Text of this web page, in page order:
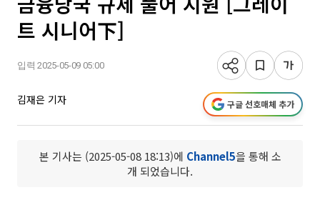
트 시니어下]
입력 2025-05-09 05:00
김재은 기자 구글 선호매체 추가
본 기사는 (2025-05-08 18:13)에 Channel5을 통해 소
개 되었습니다.